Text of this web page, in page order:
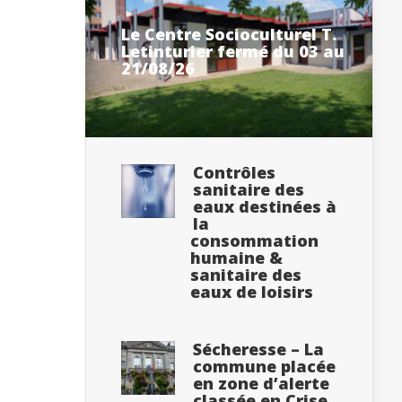
Le Centre Socioculturel T.
Letinturier fermé du 03 au
21/08/26
Contrôles
sanitaire des
eaux destinées à
la
consommation
humaine &
sanitaire des
eaux de loisirs
Sécheresse – La
commune placée
en zone d’alerte